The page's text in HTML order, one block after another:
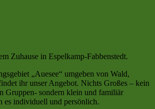
Zuhause in Espelkamp-Fabbenstedt.
„Auesee“ umgeben von Wald,
ihr unser Angebot. Nichts Großes – kein
Gruppen- sondern klein und familiär
es individuell und persönlich.